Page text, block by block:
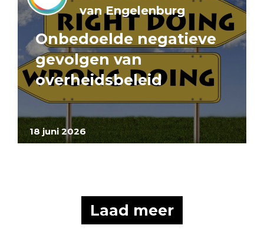
18 juni 2026
van Engelenburg
Onbedoelde negatieve
gevolgen van
overheidsbeleid
Laad meer